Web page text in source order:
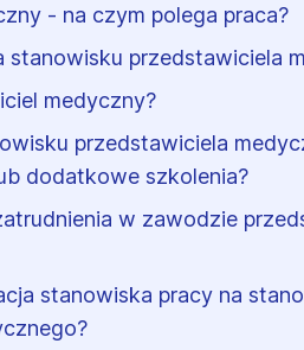
- na czym polega praca?
stanowisku przedstawiciela
medyczny?
przedstawiciela
dodatkowe szkolenia?
w zawodzie
stanowiska pracy na